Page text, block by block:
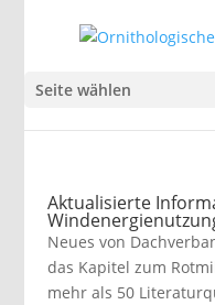
Seite wählen
Aktualisierte
Neues von
das Kapitel zum
mehr als 50